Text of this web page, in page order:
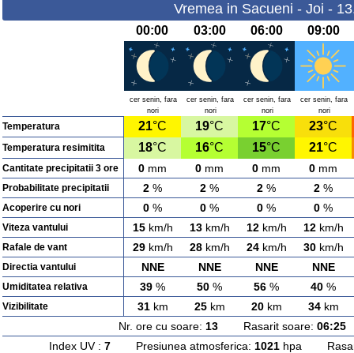
Vremea in Sacueni - Joi -
00:00 03:00 06:00 09:00
cer senin, fara
nori
cer senin, fara
nori
cer senin, fara
nori
cer senin, fara
nori
Temperatura 21°C 19°C 17°C 23°C
Temperatura resimitita 18°C 16°C 15°C 21°C
Cantitate precipitatii 3 ore 0 mm 0 mm 0 mm 0 mm
Probabilitate precipitatii 2 % 2 % 2 % 2 %
Acoperire cu nori 0 % 0 % 0 % 0 %
Viteza vantului 15km/h 13km/h 12km/h 12km/h
Rafale de vant 29km/h 28km/h 24km/h 30km/h
Directia vantului NNE NNE NNE NNE
Umiditatea relativa 39 % 50 % 56 % 40 %
Vizibilitate 31km 25km 20km 34km
Nr. ore cu soare: 13Rasarit soare: 06:25
Index UV : 7Presiunea atmosferica: 1021hpa